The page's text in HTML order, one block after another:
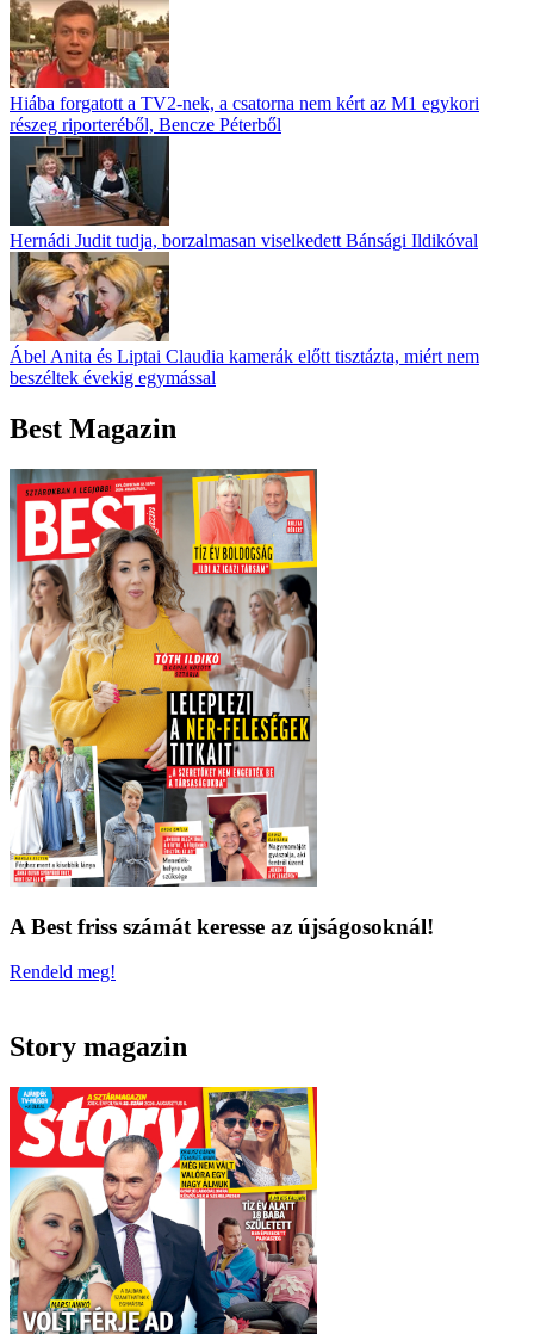
Hiába forgatott a TV2-nek, a csatorna nem kért az M1 egykori
részeg riporteréből, Bencze Péterből
Hernádi Judit tudja, borzalmasan viselkedett Bánsági Ildikóval
Ábel Anita és Liptai Claudia kamerák előtt tisztázta, miért nem
beszéltek évekig egymással
Best Magazin
A Best friss számát keresse az újságosoknál!
Rendeld meg!
Story magazin